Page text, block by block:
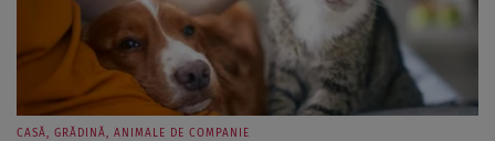
CASĂ, GRĂDINĂ, ANIMALE DE COMPANIE